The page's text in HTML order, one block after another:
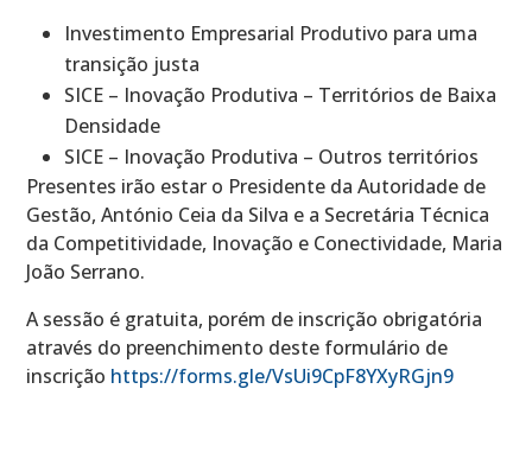
Investimento Empresarial Produtivo para uma
transição justa
SICE – Inovação Produtiva – Territórios de Baixa
Densidade
SICE – Inovação Produtiva – Outros territórios
Presentes irão estar o Presidente da Autoridade de
Gestão, António Ceia da Silva e a Secretária Técnica
da Competitividade, Inovação e Conectividade, Maria
João Serrano.
A sessão é gratuita, porém de inscrição obrigatória
através do preenchimento deste formulário de
inscrição https://forms.gle/VsUi9CpF8YXyRGjn9